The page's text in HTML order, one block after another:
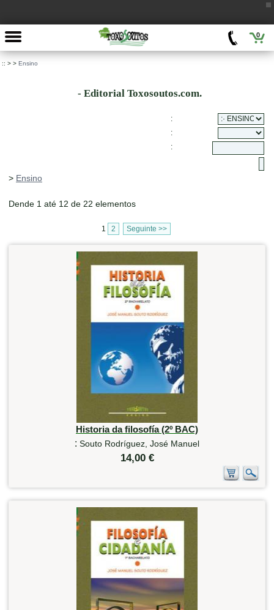
0
:: > > Ensino
- Editorial Toxosoutos.com.
:
:
:
> Ensino
Dende 1 até 12 de 22 elementos
1 2 Seguinte >>
Historia da filosofía (2º BAC)
: Souto Rodríguez, José Manuel
14,00 €